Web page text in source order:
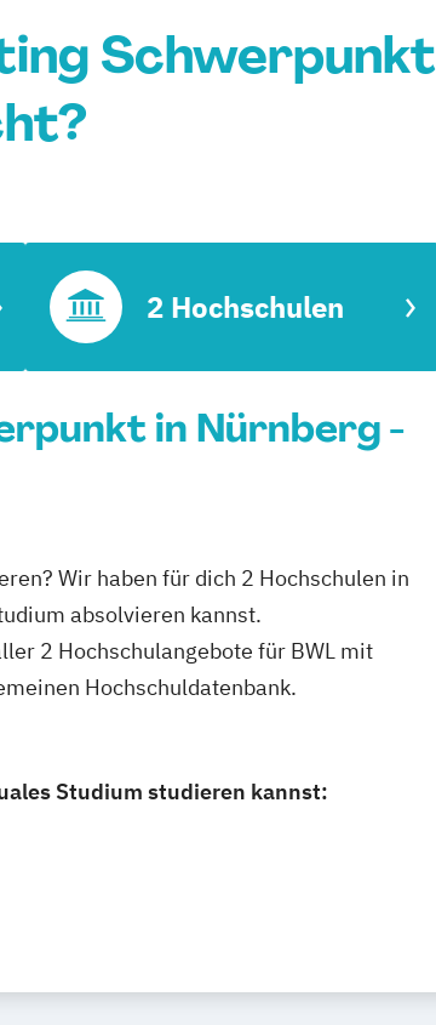
Schwerpunkt
2 Hochschulen
in Nürnberg -
Wir haben für dich 2 Hochschulen in
absolvieren kannst.
2 Hochschulangebote für BWL mit
Hochschuldatenbank.
Studium studieren kannst: